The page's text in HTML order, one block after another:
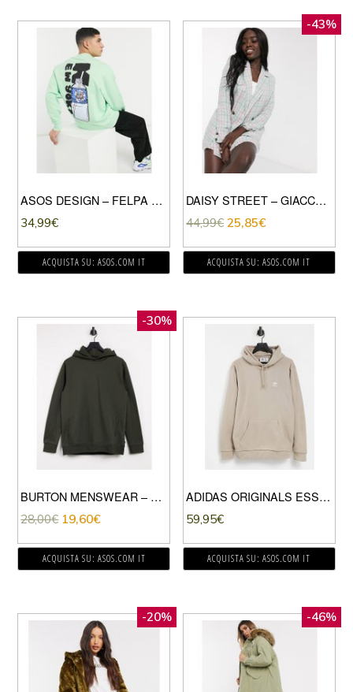
ASOS DESIGN – FELPA OVERSIZE CON STAMPA “NEW YORK” SUL RETRO E COSTE PROFONDE-VERDE
34,99€
ACQUISTA SU: ASOS.COM IT
-43%
DAISY STREET – GIACCA ELEGANTE OVERSIZE A QUADRI IN COORDINATO-VERDE
44,99€ 25,85€
ACQUISTA SU: ASOS.COM IT
-30%
BURTON MENSWEAR – FELPA CON CAPPUCCIO KAKI-VERDE
28,00€ 19,60€
ACQUISTA SU: ASOS.COM IT
ADIDAS ORIGINALS ESSENTIALS – FELPA BEIGE CON CAPPUCCIO-VERDE
59,95€
ACQUISTA SU: ASOS.COM IT
-20% -46%